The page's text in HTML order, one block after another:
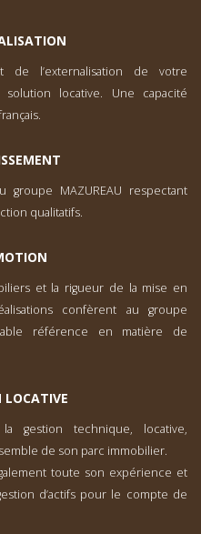
de l’externa­lisation de votre
locative. Une capacité
groupe MAZUREAU respectant
qualitatifs.
et la rigueur de la mise en
confèrent au groupe
référence en matière de
LOCATIVE
gestion technique, locative,
de son parc immobilier.
toute son expérience et
d’actifs pour le compte de